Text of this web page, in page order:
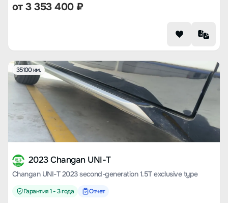
от3 353 400₽
35100 км.
2023 Changan UNI-T
Changan UNI-T 2023 second-generation 1.5T exclusive type
Гарантия 1 - 3 года Отчет